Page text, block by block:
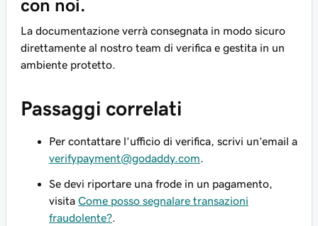
con noi.
La documentazione verrà consegnata in modo sicuro
direttamente al nostro team di verifica e gestita in un
ambiente protetto.
Passaggi correlati
Per contattare l’ufficio di verifica, scrivi un’email a
verifypayment@godaddy.com
Se devi riportare una frode in un pagamento,
visita Come posso segnalare transazioni
fraudolente?